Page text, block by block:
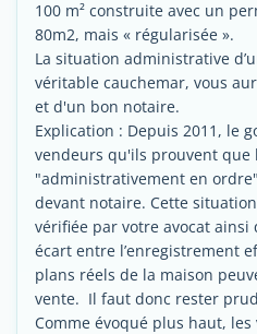
100 m² construite avec un
80m2, mais « régularisée ».
La situation administrative
véritable cauchemar, vous
et d'un bon notaire.
Explication : Depuis 2011, le
vendeurs qu'ils prouvent que
"administrativement en
devant notaire. Cette
vérifiée par votre avocat
écart entre l’enregistrement
plans réels de la maison
vente. Il faut donc rester
Comme évoqué plus haut,